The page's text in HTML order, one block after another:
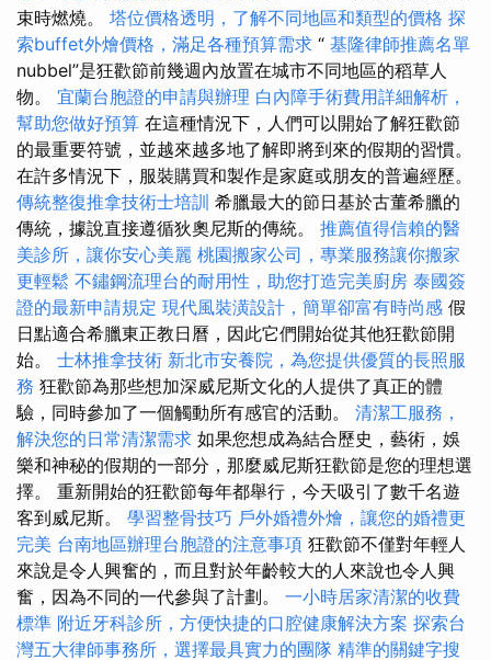
束時燃燒。 塔位價格透明，了解不同地區和類型的價格 探
索buffet外燴價格，滿足各種預算需求 “ 基隆律師推薦名單
nubbel”是狂歡節前幾週內放置在城市不同地區的稻草人
物。 宜蘭台胞證的申請與辦理 白內障手術費用詳細解析，
幫助您做好預算 在這種情況下，人們可以開始了解狂歡節
的最重要符號，並越來越多地了解即將到來的假期的習慣。
在許多情況下，服裝購買和製作是家庭或朋友的普遍經歷。
傳統整復推拿技術士培訓 希臘最大的節日基於古董希臘的
傳統，據說直接遵循狄奧尼斯的傳統。 推薦值得信賴的醫
美診所，讓你安心美麗 桃園搬家公司，專業服務讓你搬家
更輕鬆 不鏽鋼流理台的耐用性，助您打造完美廚房 泰國簽
證的最新申請規定 現代風裝潢設計，簡單卻富有時尚感 假
日點適合希臘東正教日曆，因此它們開始從其他狂歡節開
始。 士林推拿技術 新北市安養院，為您提供優質的長照服
務 狂歡節為那些想加深威尼斯文化的人提供了真正的體
驗，同時參加了一個觸動所有感官的活動。 清潔工服務，
解決您的日常清潔需求 如果您想成為結合歷史，藝術，娛
樂和神秘的假期的一部分，那麼威尼斯狂歡節是您的理想選
擇。 重新開始的狂歡節每年都舉行，今天吸引了數千名遊
客到威尼斯。 學習整骨技巧 戶外婚禮外燴，讓您的婚禮更
完美 台南地區辦理台胞證的注意事項 狂歡節不僅對年輕人
來說是令人興奮的，而且對於年齡較大的人來說也令人興
奮，因為不同的一代參與了計劃。 一小時居家清潔的收費
標準 附近牙科診所，方便快捷的口腔健康解決方案 探索台
灣五大律師事務所，選擇最具實力的團隊 精準的關鍵字搜